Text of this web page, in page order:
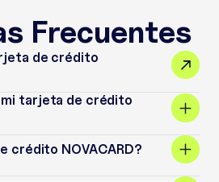
Frecuentes
de crédito
mi tarjeta de crédito
crédito NOVACARD?